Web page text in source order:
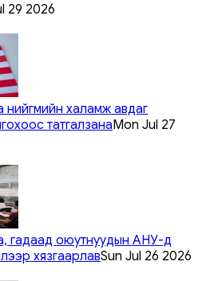
29 2026
нийгмийн халамж авдаг
татгалзанаMon Jul 27
гадаад оюутнуудын АНУ-д
хязгаарлавSun Jul 26 2026